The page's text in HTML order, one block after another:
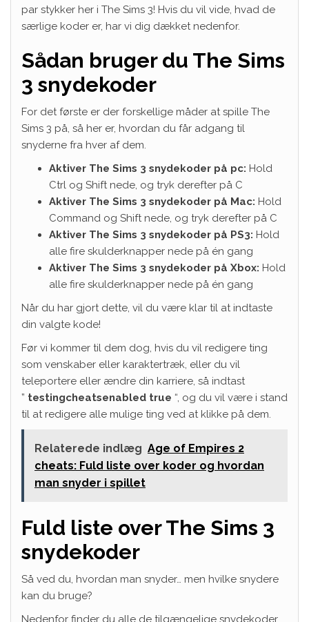
par stykker her i The Sims 3! Hvis du vil vide, hvad de
særlige koder er, har vi dig dækket nedenfor.
Sådan bruger du The Sims
3 snydekoder
For det første er der forskellige måder at spille The
Sims 3 på, så her er, hvordan du får adgang til
snyderne fra hver af dem.
Aktiver The Sims 3 snydekoder på pc: Hold
Ctrl og Shift nede, og tryk derefter på C
Aktiver The Sims 3 snydekoder på Mac: Hold
Command og Shift nede, og tryk derefter på C
Aktiver The Sims 3 snydekoder på PS3: Hold
alle fire skulderknapper nede på én gang
Aktiver The Sims 3 snydekoder på Xbox: Hold
alle fire skulderknapper nede på én gang
Når du har gjort dette, vil du være klar til at indtaste
din valgte kode!
Før vi kommer til dem dog, hvis du vil redigere ting
som venskaber eller karaktertræk, eller du vil
teleportere eller ændre din karriere, så indtast
” testingcheatsenabled true “, og du vil være i stand
til at redigere alle mulige ting ved at klikke på dem.
Relaterede indlæg Age of Empires 2
cheats: Fuld liste over koder og hvordan
man snyder i spillet
Fuld liste over The Sims 3
snydekoder
Så ved du, hvordan man snyder… men hvilke snydere
kan du bruge?
Nedenfor finder du alle de tilgængelige snydekoder,